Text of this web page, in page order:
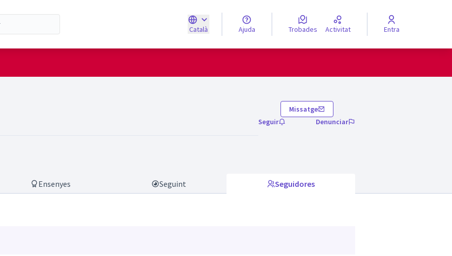
Català
Triar la llenguaElegir el idioma
Ajuda Trobades Activitat Entra
Missatge
Seguir
Denunciar
Ensenyes Seguint Seguidores